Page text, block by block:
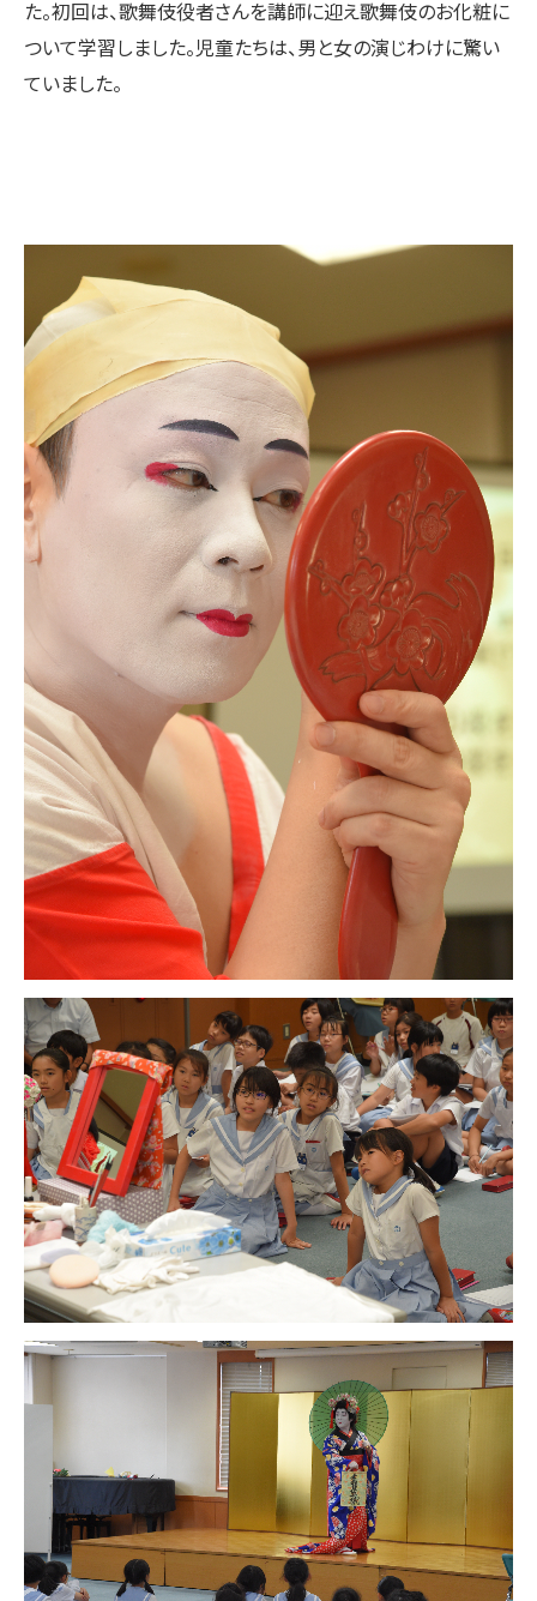
た。初回は、歌舞伎役者さんを講師に迎え歌舞伎のお化粧に
ついて学習しました。児童たちは、男と女の演じわけに驚い
ていました。